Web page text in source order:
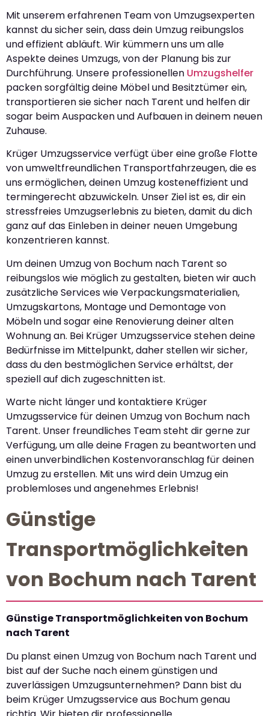
Mit unserem erfahrenen Team von Umzugsexperten
kannst du sicher sein, dass dein Umzug reibungslos
und effizient abläuft. Wir kümmern uns um alle
Aspekte deines Umzugs, von der Planung bis zur
Durchführung. Unsere professionellen Umzugshelfer
packen sorgfältig deine Möbel und Besitztümer ein,
transportieren sie sicher nach Tarent und helfen dir
sogar beim Auspacken und Aufbauen in deinem neuen
Zuhause.
Krüger Umzugsservice verfügt über eine große Flotte
von umweltfreundlichen Transportfahrzeugen, die es
uns ermöglichen, deinen Umzug kosteneffizient und
termingerecht abzuwickeln. Unser Ziel ist es, dir ein
stressfreies Umzugserlebnis zu bieten, damit du dich
ganz auf das Einleben in deiner neuen Umgebung
konzentrieren kannst.
Um deinen Umzug von Bochum nach Tarent so
reibungslos wie möglich zu gestalten, bieten wir auch
zusätzliche Services wie Verpackungsmaterialien,
Umzugskartons, Montage und Demontage von
Möbeln und sogar eine Renovierung deiner alten
Wohnung an. Bei Krüger Umzugsservice stehen deine
Bedürfnisse im Mittelpunkt, daher stellen wir sicher,
dass du den bestmöglichen Service erhältst, der
speziell auf dich zugeschnitten ist.
Warte nicht länger und kontaktiere Krüger
Umzugsservice für deinen Umzug von Bochum nach
Tarent. Unser freundliches Team steht dir gerne zur
Verfügung, um alle deine Fragen zu beantworten und
einen unverbindlichen Kostenvoranschlag für deinen
Umzug zu erstellen. Mit uns wird dein Umzug ein
problemloses und angenehmes Erlebnis!
Günstige
Transportmöglichkeiten
von Bochum nach Tarent
Günstige Transportmöglichkeiten von Bochum
nach Tarent
Du planst einen Umzug von Bochum nach Tarent und
bist auf der Suche nach einem günstigen und
zuverlässigen Umzugsunternehmen? Dann bist du
beim Krüger Umzugsservice aus Bochum genau